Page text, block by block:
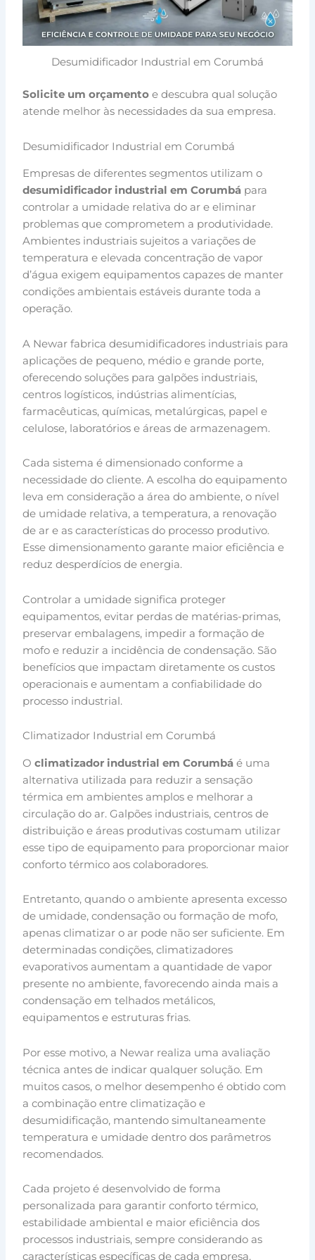
Desumidificador Industrial em Corumbá
Solicite um orçamento e descubra qual solução
atende melhor às necessidades da sua empresa.
Desumidificador Industrial em Corumbá
Empresas de diferentes segmentos utilizam o
desumidificador industrial em Corumbá para
controlar a umidade relativa do ar e eliminar
problemas que comprometem a produtividade.
Ambientes industriais sujeitos a variações de
temperatura e elevada concentração de vapor
d’água exigem equipamentos capazes de manter
condições ambientais estáveis durante toda a
operação.
A Newar fabrica desumidificadores industriais para
aplicações de pequeno, médio e grande porte,
oferecendo soluções para galpões industriais,
centros logísticos, indústrias alimentícias,
farmacêuticas, químicas, metalúrgicas, papel e
celulose, laboratórios e áreas de armazenagem.
Cada sistema é dimensionado conforme a
necessidade do cliente. A escolha do equipamento
leva em consideração a área do ambiente, o nível
de umidade relativa, a temperatura, a renovação
de ar e as características do processo produtivo.
Esse dimensionamento garante maior eficiência e
reduz desperdícios de energia.
Controlar a umidade significa proteger
equipamentos, evitar perdas de matérias-primas,
preservar embalagens, impedir a formação de
mofo e reduzir a incidência de condensação. São
benefícios que impactam diretamente os custos
operacionais e aumentam a confiabilidade do
processo industrial.
Climatizador Industrial em Corumbá
Oclimatizador industrial em Corumbá é uma
alternativa utilizada para reduzir a sensação
térmica em ambientes amplos e melhorar a
circulação do ar. Galpões industriais, centros de
distribuição e áreas produtivas costumam utilizar
esse tipo de equipamento para proporcionar maior
conforto térmico aos colaboradores.
Entretanto, quando o ambiente apresenta excesso
de umidade, condensação ou formação de mofo,
apenas climatizar o ar pode não ser suficiente. Em
determinadas condições, climatizadores
evaporativos aumentam a quantidade de vapor
presente no ambiente, favorecendo ainda mais a
condensação em telhados metálicos,
equipamentos e estruturas frias.
Por esse motivo, a Newar realiza uma avaliação
técnica antes de indicar qualquer solução. Em
muitos casos, o melhor desempenho é obtido com
a combinação entre climatização e
desumidificação, mantendo simultaneamente
temperatura e umidade dentro dos parâmetros
recomendados.
Cada projeto é desenvolvido de forma
personalizada para garantir conforto térmico,
estabilidade ambiental e maior eficiência dos
processos industriais, sempre considerando as
características específicas de cada empresa.